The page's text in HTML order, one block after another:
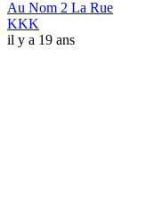
Au Nom 2 La Rue
KKK
il y a 19 ans